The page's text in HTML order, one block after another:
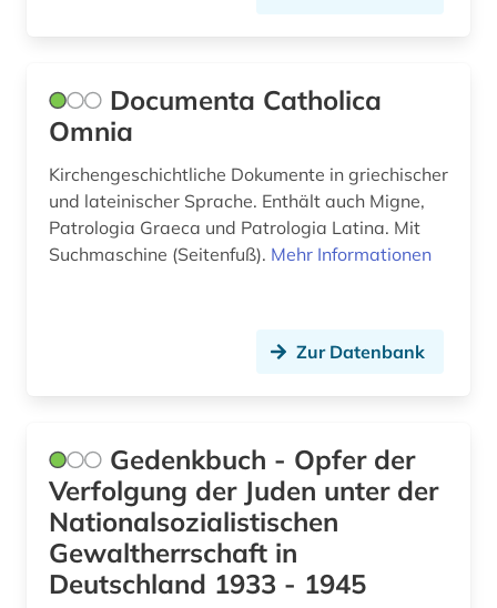
archäologie (2)
armenfürsorge (1)
armenien (2)
arzneimittel (1)
audiovisuelles material (1)
augenzeuge (8)
augenzeugenbericht (1)
augustinus (1)
Ostasien (2)
Ostmitteleuropa (3)
Palaestina (1)
Saarland (1)
Sachsen (6)
Schleswig-Holstein (1)
Schweden (3)
Documenta Catholica
Omnia
Kirchengeschichtliche Dokumente in griechischer
und lateinischer Sprache. Enthält auch Migne,
Patrologia Graeca und Patrologia Latina. Mit
Suchmaschine (Seitenfuß). Mehr Informationen
Zur Datenbank
Gedenkbuch - Opfer der
Verfolgung der Juden unter der
Nationalsozialistischen
Gewaltherrschaft in
Deutschland 1933 - 1945